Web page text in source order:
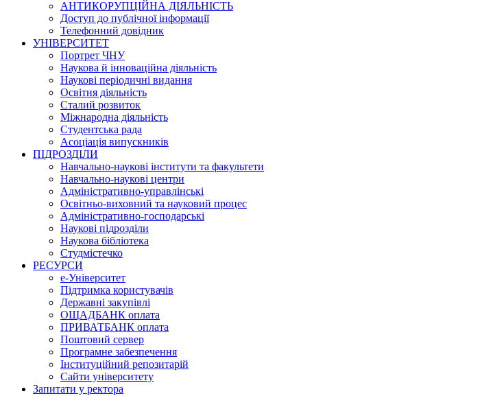
АНТИКОРУПЦІЙНА ДІЯЛЬНІСТЬ
Доступ до публічної інформації
Телефонний довідник
УНІВЕРСИТЕТ
Портрет ЧНУ
Наукова й інноваційна діяльність
Наукові періодичні видання
Освітня діяльність
Сталий розвиток
Міжнародна діяльність
Студентська рада
Асоціація випускників
ПІДРОЗДІЛИ
Навчально-наукові інститути та факультети
Навчально-наукові центри
Адміністративно-управлінські
Освітньо-виховний та науковий процес
Адміністративно-господарські
Наукові підрозділи
Наукова бібліотека
Студмістечко
РЕСУРСИ
е-Університет
Підтримка користувачів
Державні закупівлі
ОЩАДБАНК оплата
ПРИВАТБАНК оплата
Поштовий сервер
Програмне забезпечення
Інституційний репозитарій
Сайти університету
Запитати у ректора